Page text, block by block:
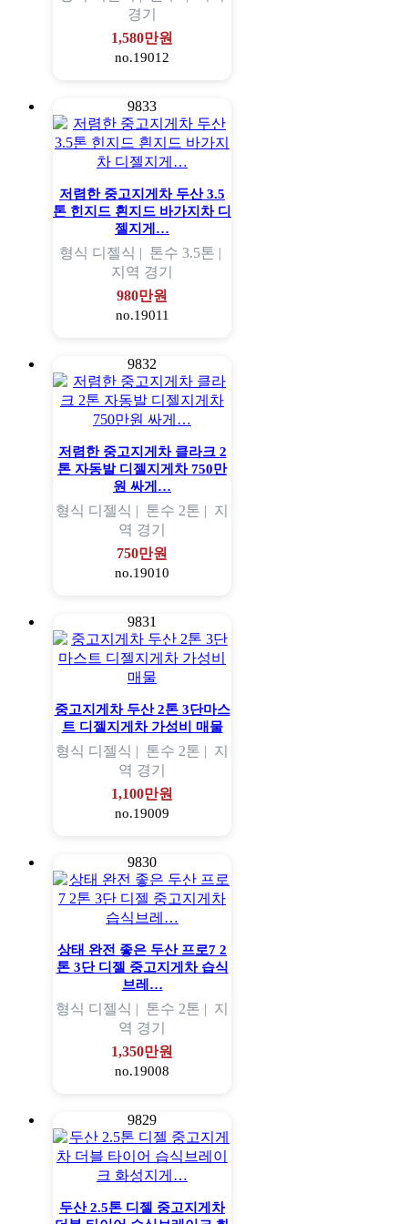
경기
1,580만원
no.19012
9833
저렴한 중고지게차 두산 3.5
톤 힌지드 흰지드 바가지차 디
젤지게…
형식 디젤식 | 톤수 3.5톤 |
지역 경기
980만원
no.19011
9832
저렴한 중고지게차 클라크 2
톤 자동발 디젤지게차 750만
원 싸게…
형식 디젤식 | 톤수 2톤 | 지
역 경기
750만원
no.19010
9831
중고지게차 두산 2톤 3단마스
트 디젤지게차 가성비 매물
형식 디젤식 | 톤수 2톤 | 지
역 경기
1,100만원
no.19009
9830
상태 완전 좋은 두산 프로7 2
톤 3단 디젤 중고지게차 습식
브레…
형식 디젤식 | 톤수 2톤 | 지
역 경기
1,350만원
no.19008
9829
두산 2.5톤 디젤 중고지게차